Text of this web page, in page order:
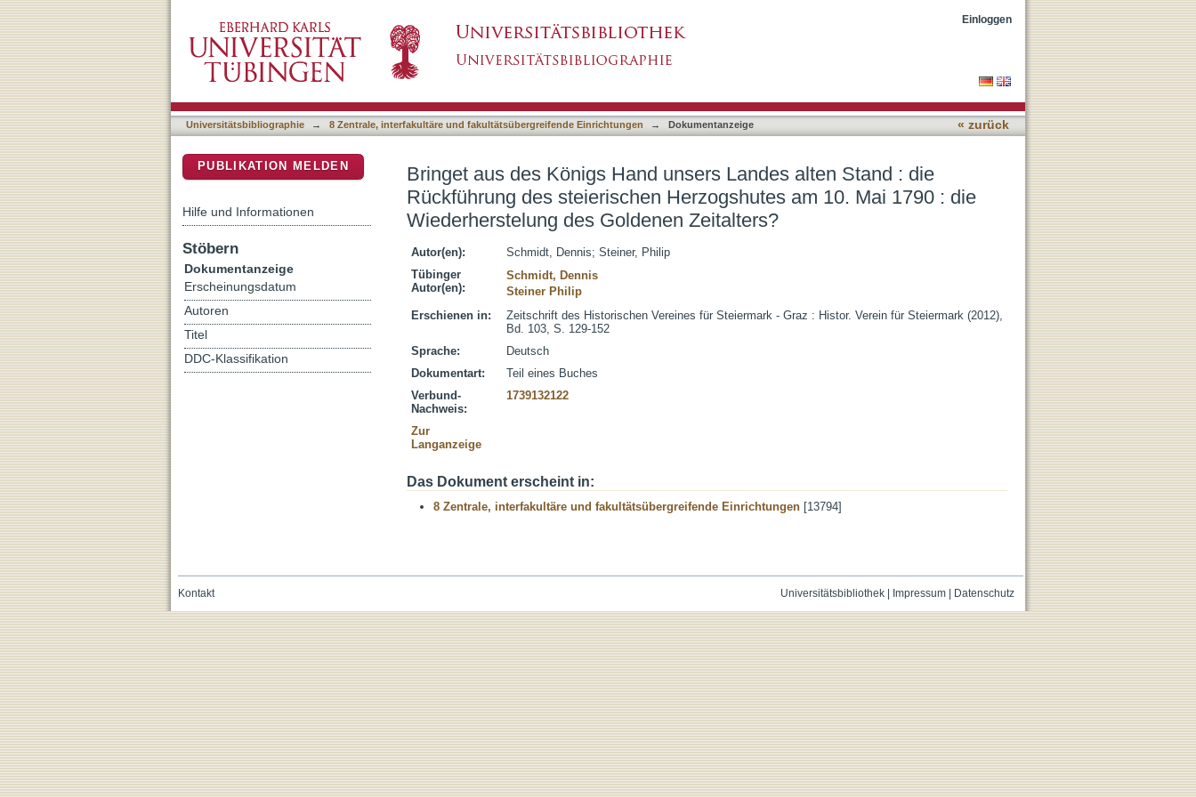
Bringet aus des Königs Hand unsers Landes alten Stand : die Rückführung des steierischen
Herzogshutes am 10. Mai 1790 : die Wiederherstelung des Goldenen Zeitalters?
Einloggen
Universitätsbibliographie → 8 Zentrale, interfakultäre und fakultätsübergreifende Einrichtungen → Dokumentanzeige « zurück
Bringet aus des Königs Hand unsers Landes alten Stand : die
Rückführung des steierischen Herzogshutes am 10. Mai 1790 : die
Wiederherstelung des Goldenen Zeitalters?
Autor(en): Schmidt, Dennis; Steiner, Philip
Tübinger
Autor(en):
Schmidt, Dennis
Steiner Philip
Erschienen in:
Zeitschrift des Historischen Vereines für Steiermark - Graz : Histor. Verein für Steiermark (2012),
Bd. 103, S. 129-152
Sprache:
Deutsch
Dokumentart:
Teil eines Buches
Verbund-
Nachweis:
1739132122
Zur
Langanzeige
Das Dokument erscheint in:
8 Zentrale, interfakultäre und fakultätsübergreifende Einrichtungen [13794]
PUBLIKATION MELDEN
Hilfe und Informationen
Stöbern
Dokumentanzeige
Erscheinungsdatum
Autoren
Titel
DDC-Klassifikation
Universitätsbibliothek| Impressum| Datenschutz
Kontakt